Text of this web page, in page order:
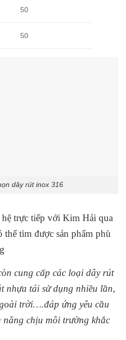
50
50
dây rút inox 316
trực tiếp với Kim Hải qua
tìm được sản phẩm phù
cung cấp các loại dây rút
nhựa tái sử dụng nhiều lần,
trời….đáp ứng yêu cầu
năng chịu môi trường khắc